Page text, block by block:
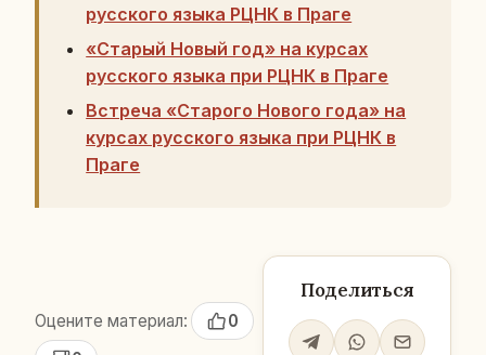
русского языка РЦНК в Праге
«Старый Новый год» на курсах
русского языка при РЦНК в Праге
Встреча «Старого Нового года» на
курсах русского языка при РЦНК в
Праге
Оцените материал:
0
Поделиться